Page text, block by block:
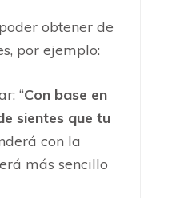
obtener de
por ejemplo:
“Con base en
sientes que tu
con la
más sencillo